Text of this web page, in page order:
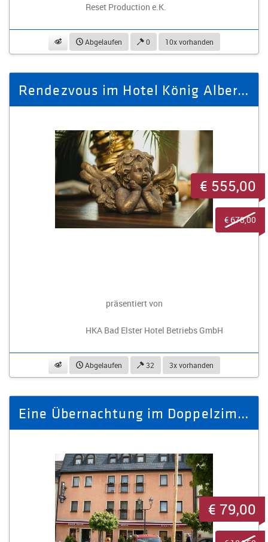
Reset Production e.K.
beobachtenAbgelaufen 0 10x vorhanden
Rendezvous im Hotel König Albert für 2 Personen in der Suite
präsentiert von
HKA Bad Elster Hotel Betriebs GmbH
beobachtenAbgelaufen 32 3x vorhanden
€ 555,00
€ 678,00
Eine Übernachtung im Doppelzimmer für zwei Personen mit Frühstück
€ 79,00